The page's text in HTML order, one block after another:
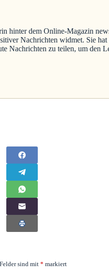
hinter dem Online-Magazin
Nachrichten widmet. Sie
Nachrichten zu teilen, um den
sind mit* markiert